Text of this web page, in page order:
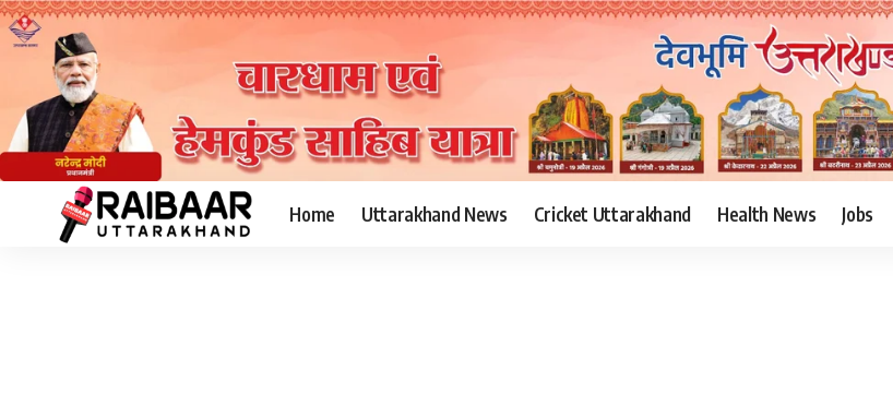
Home Uttarakhand News Cricket Uttarakhand Health News Jobs